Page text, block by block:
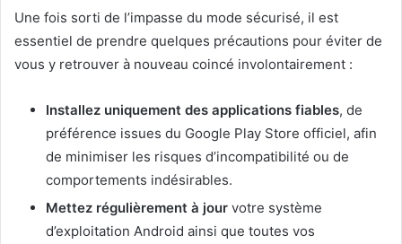
Une fois sorti de l’impasse du mode sécurisé, il est
essentiel de prendre quelques précautions pour éviter de
vous y retrouver à nouveau coincé involontairement :
Installez uniquement des applications fiables, de
préférence issues du Google Play Store officiel, afin
de minimiser les risques d’incompatibilité ou de
comportements indésirables.
Mettez régulièrement à jour votre système
d’exploitation Android ainsi que toutes vos